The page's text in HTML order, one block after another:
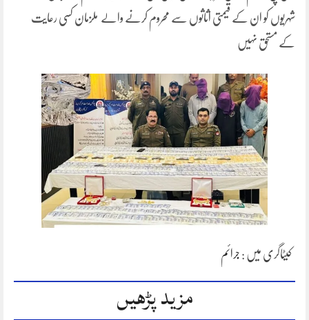
شہریوں کو ان کے قیمتی اثاثوں سے محروم کرنے والے ملزمان کسی رعایت
کے مستحق نہیں
کیٹاگری میں : جرائم
مزید پڑھیں